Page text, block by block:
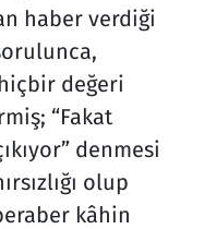
haber verdiği
değeri
“Fakat
denmesi
olup
kâhin